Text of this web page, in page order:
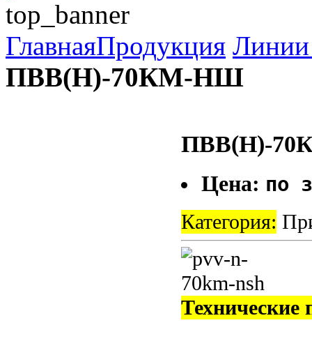
ГлавнаяПродукция Линии
ПВВ(Н)-70КМ-НШ
ПВВ(Н)-
Цена: по
Категория:
Технические